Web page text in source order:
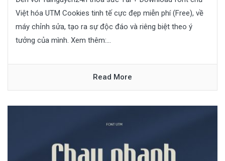
Việt hóa UTM Cookies tinh tế cực đẹp miễn phí (Free), về
máy chỉnh sửa, tạo ra sự độc đáo và riêng biệt theo ý
tưởng của mình. Xem thêm:...
Read More